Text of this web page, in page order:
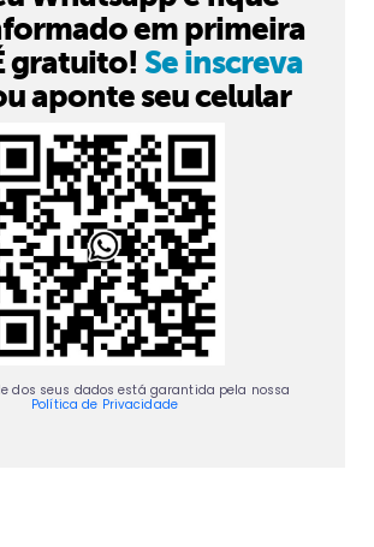
em primeira
gratuito! Se inscreva
aponte seu celular
dos seus dados está garantida pela nossa
Política de Privacidade